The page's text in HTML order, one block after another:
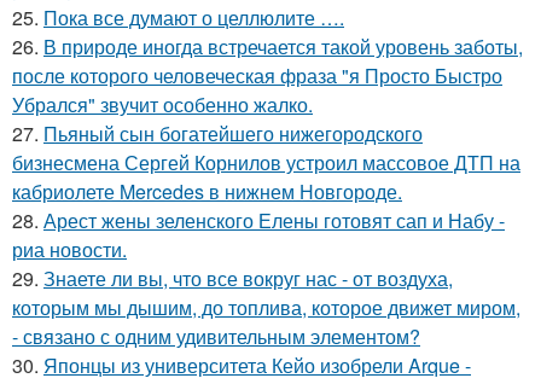
25. Пока все думают о целлюлите ….
26. В природе иногда встречается такой уровень заботы,
после которого человеческая фраза "я Просто Быстро
Убрался" звучит особенно жалко.
27. Пьяный сын богатейшего нижегородского
бизнесмена Сергей Корнилов устроил массовое ДТП на
кабриолете Mercedes в нижнем Новгороде.
28. Арест жены зеленского Елены готовят сап и Набу -
риа новости.
29. Знаете ли вы, что все вокруг нас - от воздуха,
которым мы дышим, до топлива, которое движет миром,
- связано с одним удивительным элементом?
30. Японцы из университета Кейо изобрели Arque -